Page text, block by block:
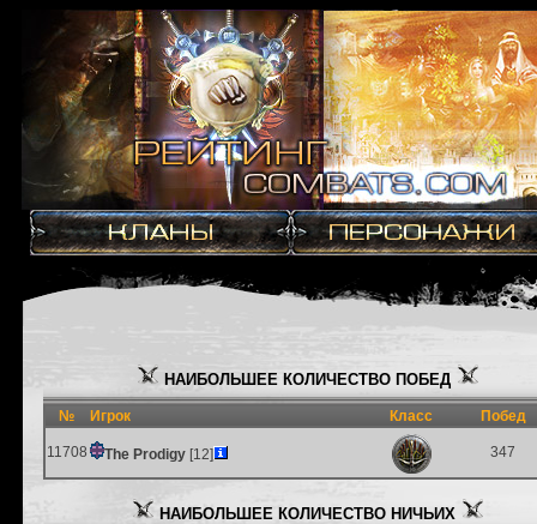
НАИБОЛЬШЕЕ КОЛИЧЕСТВО ПОБЕД
№ Игрок Класс Побед
11708 The Prodigy [12] 347
НАИБОЛЬШЕЕ КОЛИЧЕСТВО НИЧЬИХ